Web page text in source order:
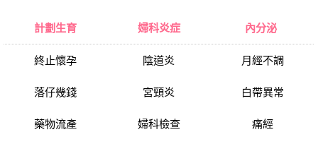
計劃生育
終止懷孕
落仔幾錢
藥物流產
婦科炎症
陰道炎
宮頸炎
婦科檢查
內分泌
月經不調
白帶異常
痛經